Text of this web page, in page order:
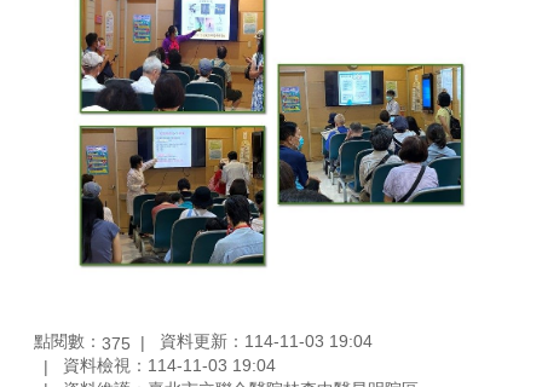
點閱數： 375
資料更新：114-11-03 19:04
資料檢視：114-11-03 19:04